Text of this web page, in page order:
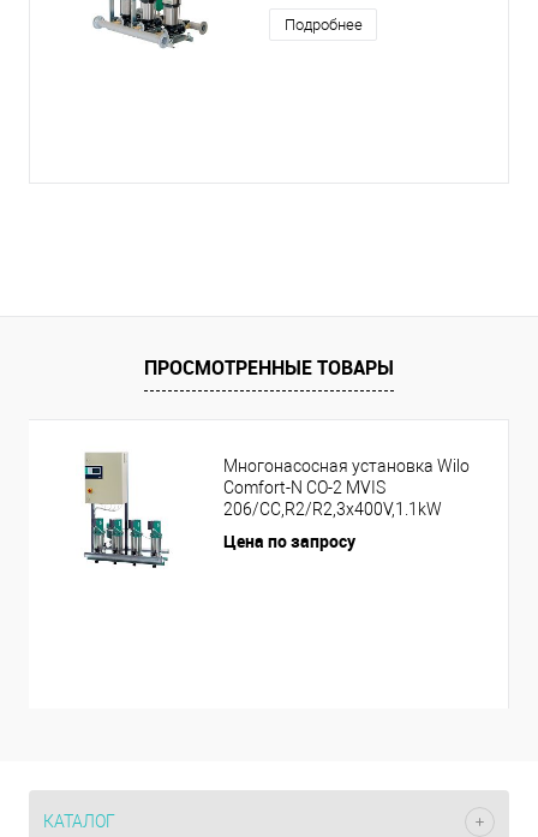
Подробнее
ПРОСМОТРЕННЫЕ ТОВАРЫ
Многонасосная установка Wilo
Comfort-N CO-2 MVIS
206/CC,R2/R2,3x400V,1.1kW
Цена по запросу
КАТАЛОГ